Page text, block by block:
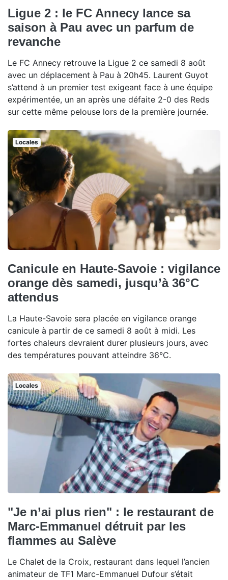
Ligue 2 : le FC Annecy lance sa
saison à Pau avec un parfum de
revanche
Le FC Annecy retrouve la Ligue 2 ce samedi 8 août
avec un déplacement à Pau à 20h45. Laurent Guyot
s’attend à un premier test exigeant face à une équipe
expérimentée, un an après une défaite 2-0 des Reds
sur cette même pelouse lors de la première journée.
Locales
Canicule en Haute-Savoie : vigilance
orange dès samedi, jusqu’à 36°C
attendus
La Haute-Savoie sera placée en vigilance orange
canicule à partir de ce samedi 8 août à midi. Les
fortes chaleurs devraient durer plusieurs jours, avec
des températures pouvant atteindre 36°C.
Locales
"Je n’ai plus rien" : le restaurant de
Marc-Emmanuel détruit par les
flammes au Salève
Le Chalet de la Croix, restaurant dans lequel l’ancien
animateur de TF1 Marc-Emmanuel Dufour s’était